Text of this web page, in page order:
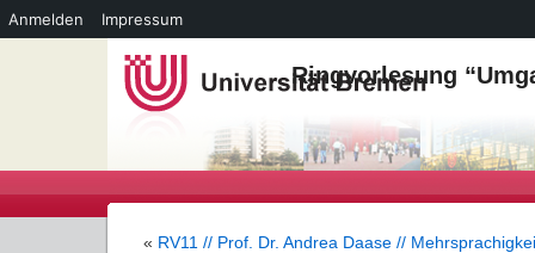
Ringvorlesung
« RV11 // Prof. Dr. Andrea Daase //
Anmelden Impressum